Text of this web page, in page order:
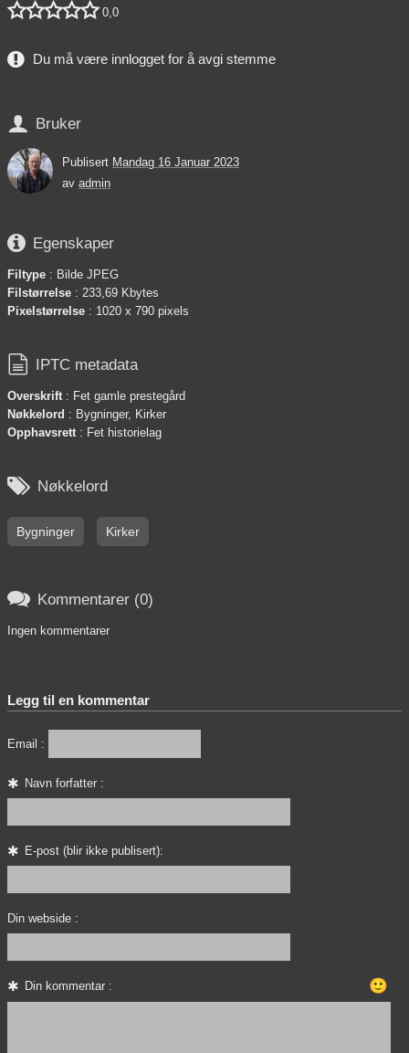
 0,0
Du må være innlogget for å avgi stemme
 Bruker
Publisert Mandag 16 Januar 2023
av admin
 Egenskaper
Filtype : Bilde JPEG
Filstørrelse : 233,69 Kbytes
Pixelstørrelse : 1020 x 790 pixels
 IPTC metadata
Overskrift: Fet gamle prestegård
Nøkkelord : Bygninger, Kirker
Opphavsrett: Fet historielag
 Nøkkelord
Bygninger Kirker
 Kommentarer (0)
Ingen kommentarer
Legg til en kommentar
Email :
Navn forfatter :
E-post (blir ikke publisert):
Din webside :
Din kommentar : 🙂